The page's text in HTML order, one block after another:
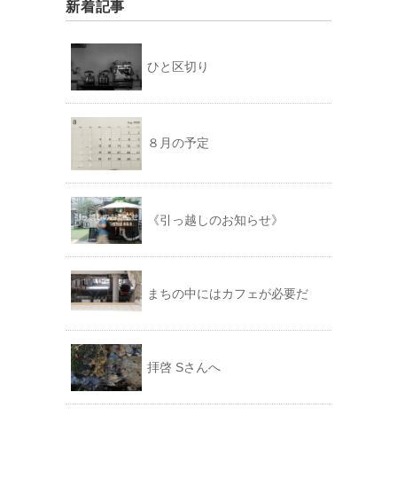
新着記事
ひと区切り
８月の予定
《引っ越しのお知らせ》
まちの中にはカフェが必要だ
拝啓 Sさんへ